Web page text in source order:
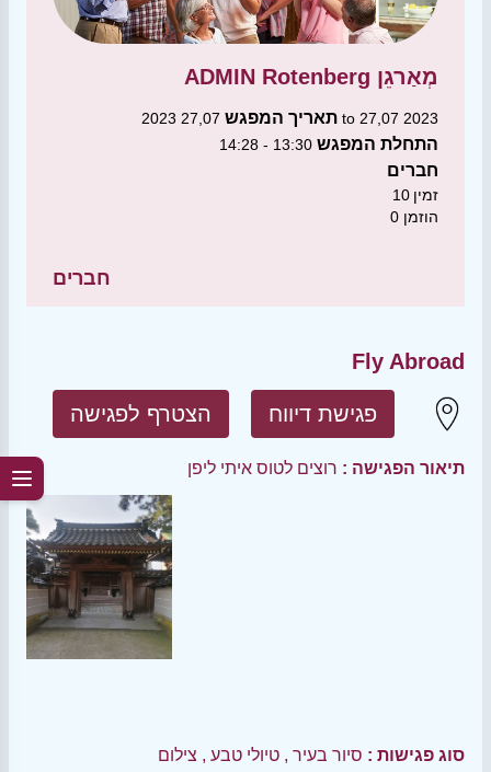
ADMIN Rotenberg מְאַרגֵן
תאריך המפגש 27,07 2023 to 27,07 2023
התחלת המפגש 13:30 - 14:28
חברים
10 זמין
0 הוזמן
חברים
Fly Abroad
הצטרף לפגישה פגישת דיווח
תיאור הפגישה : רוצים לטוס איתי ליפן
סוג פגישות : סיור בעיר , טיולי טבע , צילום